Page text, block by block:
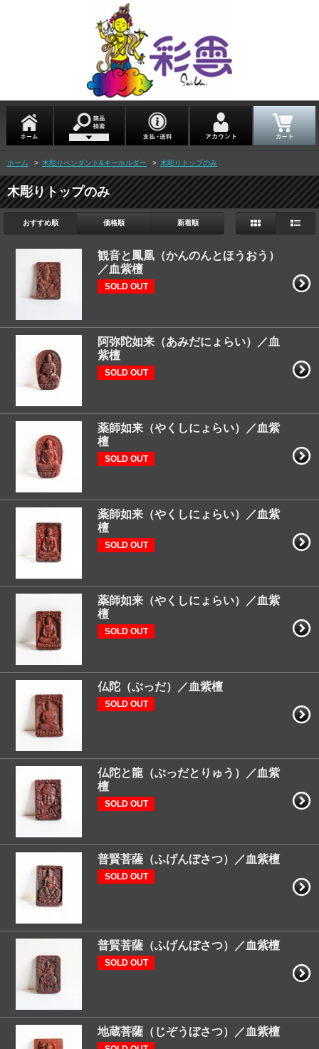
ホーム > 木彫りペンダント&キーホルダー > 木彫りトップのみ
木彫りトップのみ
おすすめ順 価格順 新着順
観音と鳳凰（かんのんとほうおう）
／血紫檀
SOLD OUT
阿弥陀如来（あみだにょらい）／血
紫檀
SOLD OUT
薬師如来（やくしにょらい）／血紫
檀
SOLD OUT
薬師如来（やくしにょらい）／血紫
檀
SOLD OUT
薬師如来（やくしにょらい）／血紫
檀
SOLD OUT
仏陀（ぶっだ）／血紫檀
SOLD OUT
仏陀と龍（ぶっだとりゅう）／血紫
檀
SOLD OUT
普賢菩薩（ふげんぼさつ）／血紫檀
SOLD OUT
普賢菩薩（ふげんぼさつ）／血紫檀
SOLD OUT
地蔵菩薩（じぞうぼさつ）／血紫檀